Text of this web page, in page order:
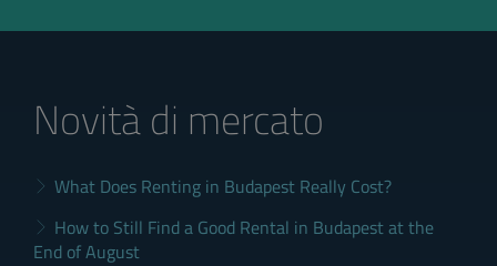
Novità di mercato
What Does Renting in Budapest Really Cost?
How to Still Find a Good Rental in Budapest at the
End of August